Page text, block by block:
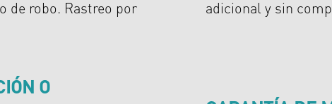
de robo. Rastreo por
adicional y sin
O